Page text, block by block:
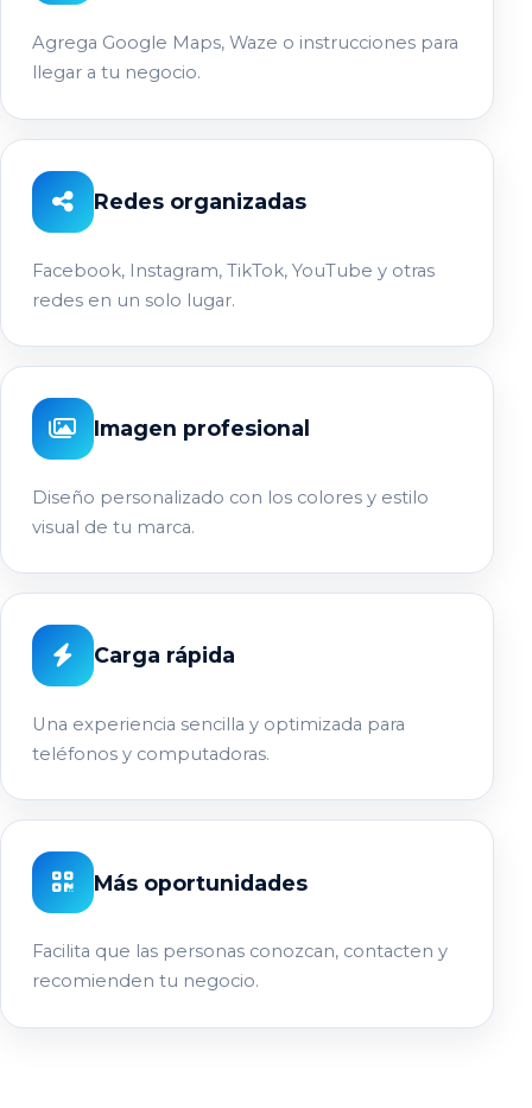
Agrega Google Maps, Waze o instrucciones para
llegar a tu negocio.
Redes organizadas
Facebook, Instagram, TikTok, YouTube y otras
redes en un solo lugar.
Imagen profesional
Diseño personalizado con los colores y estilo
visual de tu marca.
Carga rápida
Una experiencia sencilla y optimizada para
teléfonos y computadoras.
Más oportunidades
Facilita que las personas conozcan, contacten y
recomienden tu negocio.